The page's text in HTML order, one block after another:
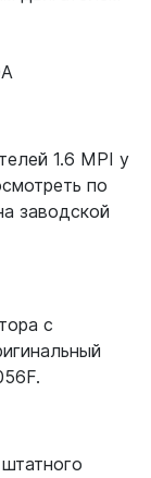
1.6 MPI у
по
заводской
с